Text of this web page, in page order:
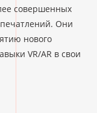
совершенных
Они
нового
VR/AR в свои